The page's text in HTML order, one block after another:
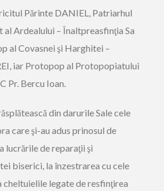
Părinte DANIEL, Patriarhul
Ardealului – Înaltpreasfinţia Sa
al Covasnei şi Harghitei –
iar Protopop al Protopopiatului
Pr. Bercu Ioan.
din darurile Sale cele
care şi-au adus prinosul de
lucrările de reparaţii şi
biserici, la înzestrarea cu cele
cheltuielile legate de resfinţirea